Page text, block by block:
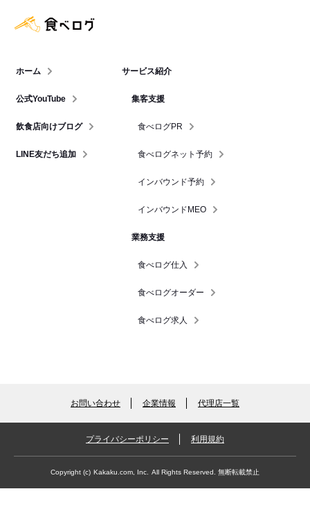
ホーム
公式YouTube
飲食店向けブログ
LINE友だち追加
サービス紹介
集客支援
食べログPR
食べログネット予約
インバウンド予約
インバウンドMEO
業務支援
食べログ仕入
食べログオーダー
食べログ求人
お問い合わせ 企業情報 代理店一覧
プライバシーポリシー 利用規約
Copyright (c) Kakaku.com, Inc. All Rights Reserved. 無断転載禁止